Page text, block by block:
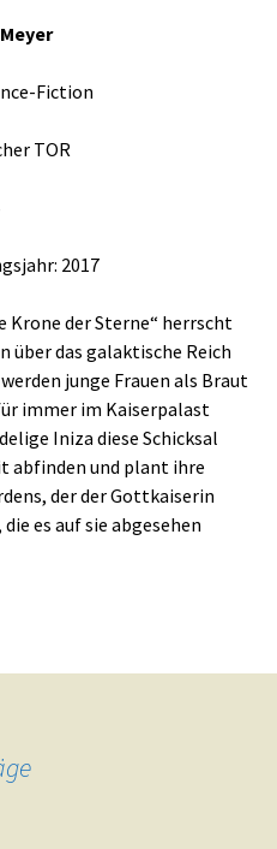
Fiction
TOR
2017
Krone der Sterne“ herrscht
das galaktische Reich
junge Frauen als Braut
immer im Kaiserpalast
Iniza diese Schicksal
abfinden und plant ihre
der der Gottkaiserin
es auf sie abgesehen